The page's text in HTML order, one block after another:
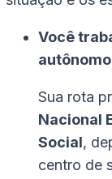
Você
Sua rota
Nacional
Social,
centro de